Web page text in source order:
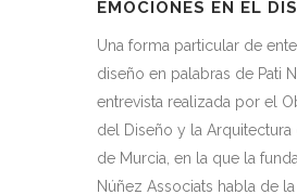
EMOCIONES EN EL
Una forma particular de
diseño en palabras de Pati
entrevista realizada por el
del Diseño y la Arquitectura
de Murcia, en la que la
Núñez Associats habla de